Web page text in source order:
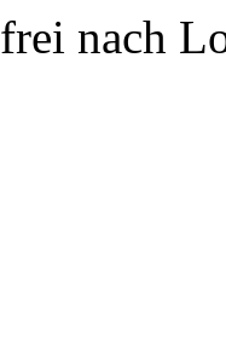
nach